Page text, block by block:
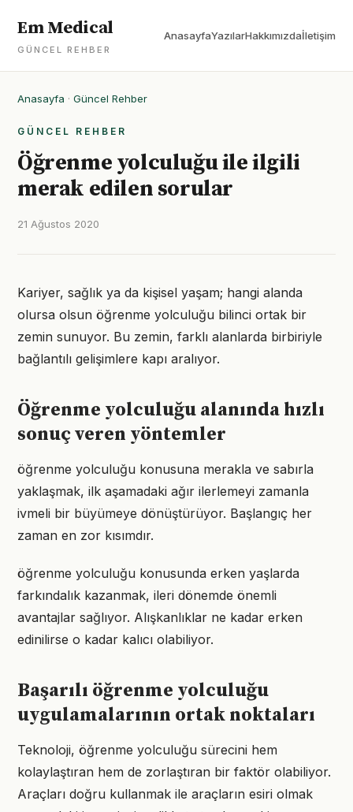
Em Medical
GÜNCEL REHBER
AnasayfaYazılarHakkımızdaİletişim
Anasayfa · Güncel Rehber
GÜNCEL REHBER
Öğrenme yolculuğu ile ilgili
merak edilen sorular
21 Ağustos 2020
Kariyer, sağlık ya da kişisel yaşam; hangi alanda
olursa olsun öğrenme yolculuğu bilinci ortak bir
zemin sunuyor. Bu zemin, farklı alanlarda birbiriyle
bağlantılı gelişimlere kapı aralıyor.
Öğrenme yolculuğu alanında hızlı
sonuç veren yöntemler
öğrenme yolculuğu konusuna merakla ve sabırla
yaklaşmak, ilk aşamadaki ağır ilerlemeyi zamanla
ivmeli bir büyümeye dönüştürüyor. Başlangıç her
zaman en zor kısımdır.
öğrenme yolculuğu konusunda erken yaşlarda
farkındalık kazanmak, ileri dönemde önemli
avantajlar sağlıyor. Alışkanlıklar ne kadar erken
edinilirse o kadar kalıcı olabiliyor.
Başarılı öğrenme yolculuğu
uygulamalarının ortak noktaları
Teknoloji, öğrenme yolculuğu sürecini hem
kolaylaştıran hem de zorlaştıran bir faktör olabiliyor.
Araçları doğru kullanmak ile araçların esiri olmak